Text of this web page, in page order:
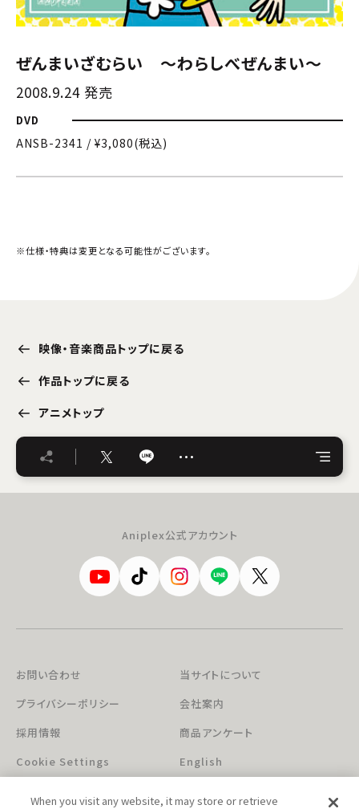
ぜんまいざむらい 〜わらしべぜんまい〜
2008.9.24 発売
DVD
ANSB-2341 / ¥3,080(税込)
※仕様・特典は変更となる可能性がございます。
映像・音楽商品トップに戻る
作品トップに戻る
アニメトップ
…
Aniplex公式アカウント
お問い合わせ
当サイトについて
プライバシーポリシー
会社案内
採用情報
商品アンケート
Cookie Settings
English
When you visit any website, it may store or retrieve